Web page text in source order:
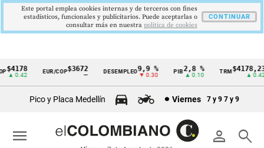
Cintillo
económicos
Colombia
$4178
▲ 0.42
EUR/COP$3672 DESEMPLEO9,9 %
▼ 0.30
PIB2,8 %
▲ 0.10
TRM$4178,23
▲ 0.42
Pico y Placa Medellín Viernes 7 y 9 7 y 9
person search
menu
Este portal emplea cookies internas y de terceros con fines
estadísticos, funcionales y publicitarios. Puede aceptarlas o
consultar más en nuestra politica de cookies
CONTINUAR